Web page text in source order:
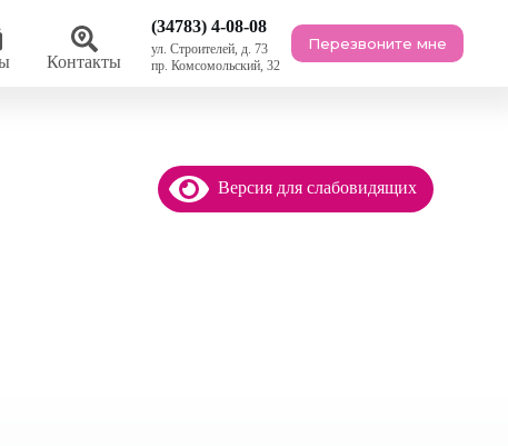
Контакты
(34783) 4-08-08
ул. Строителей, д. 73
пр. Комсомольский, 32
Перезвоните мне
Версия для слабовидящих